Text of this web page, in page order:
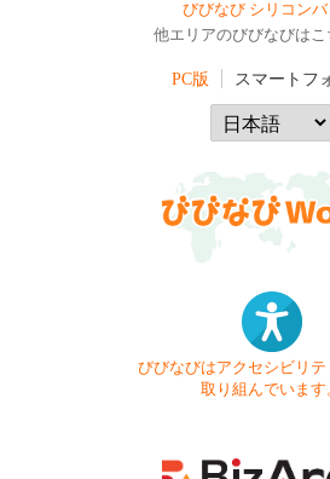
びびなび シリコンバ
他エリアのびびなびはこ
PC版 スマートフ
びびなびはアクセシビリテ
取り組んでいます